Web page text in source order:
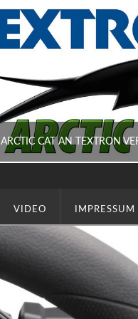
ARCTIC CAT AN TEXTRON
HERBST
ARCTIC CAT, HERSTELLER, SIDE BY SIDE, SZENE,
JANUAR 28, 2017
VIDEO IMPRESSUM